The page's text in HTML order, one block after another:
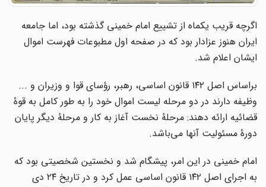
اگرچه قریب یکماه از تشییع امام خمینی گذشته بود،‌ اما جامعه
ایران هنوز عزادار بود که در صفحه اول مطبوعات فهرست اموال
ایشان اعلام شد.
براساس اصل ۱۴۲ قانون اساسی، رهبر، رؤسای قوا و وزیران و ...
وظیفه دارند در دو مرحله لیست اموال خود را به طور کامل به قوۀ
قضائیه ارائه دهند: مرحلۀ نخست آغاز به کار و مرحلۀ دیگر پایان
دورۀ مسئولیت آنها می‌باشد.
امام خمینی در این امر، پیشگام شد و نخستین شخصیتی بود که
به اجرای اصل ۱۴۲ قانون اساسی عمل کرد و در تاریخ ۲۴ دی